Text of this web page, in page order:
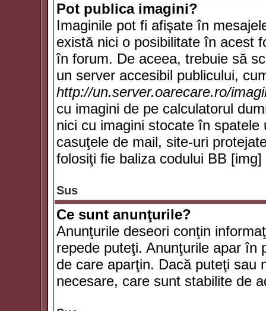
Pot publica imagini?
Imaginile pot fi afişate în
există nici o posibilitate în acest
în forum. De aceea, trebuie să
un server accesibil publicului,
http://un.server.oarecare.ro/
cu imagini de pe calculatorul
nici cu imagini stocate în
casuţele de mail, site-uri
folosiţi fie baliza codului BB
Sus
Ce sunt anunţurile?
Anunţurile deseori conţin
repede puteţi. Anunţurile apar în
de care aparţin. Dacă puteţi sau
necesare, care sunt stabilite de